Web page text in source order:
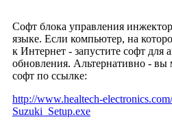
Софт блока управления
языке. Если компьютер, на
к Интернет - запустите софт для
обновления. Альтернативно - вы
софт по ссылке:
http://www.healtech-
Suzuki_Setup.exe